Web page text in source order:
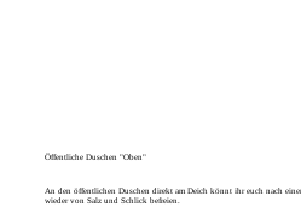
Öffentliche Duschen "Oben"
An den öffentlichen Duschen direkt am Deich könnt ihr euch nach
wieder von Salz und Schlick befreien.